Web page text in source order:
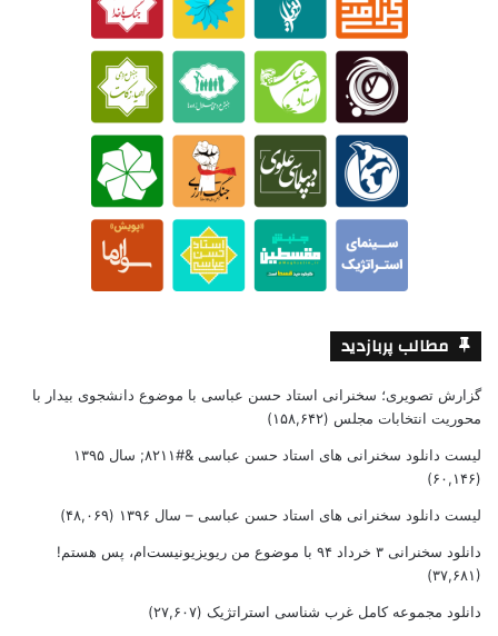
مطالب پربازدید
گزارش تصویری؛ سخنرانی استاد حسن عباسی با موضوع دانشجوی بیدار با
محوریت انتخابات مجلس (۱۵۸,۶۴۲)
لیست دانلود سخنرانی های استاد حسن عباسی &#۸۲۱۱; سال ۱۳۹۵
(۶۰,۱۴۶)
لیست دانلود سخنرانی های استاد حسن عباسی – سال ۱۳۹۶ (۴۸,۰۶۹)
دانلود سخنرانی ۳ خرداد ۹۴ با موضوع من ریویزیونیست‌ام، پس هستم!
(۳۷,۶۸۱)
دانلود مجموعه کامل غرب شناسی استراتژیک (۲۷,۶۰۷)